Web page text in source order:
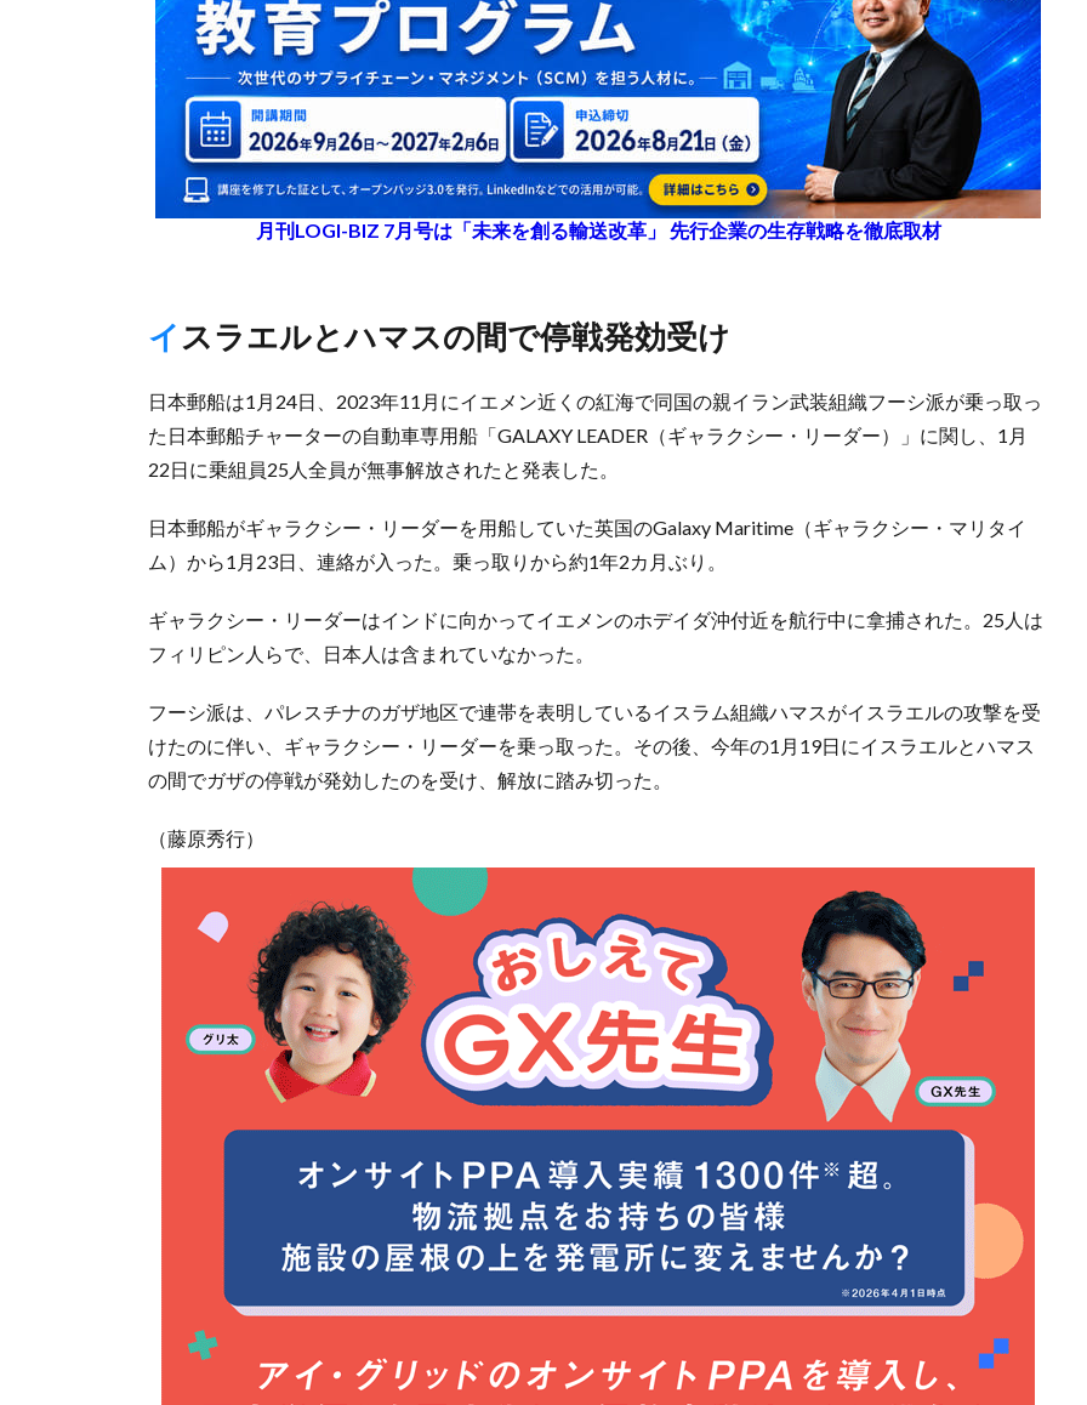
月刊LOGI-BIZ 7月号は「未来を創る輸送改革」 先行企業の生存戦略を徹底取材
イスラエルとハマスの間で停戦発効受け
日本郵船は1月24日、2023年11月にイエメン近くの紅海で同国の親イラン武装組織フーシ派が乗っ取っ
た日本郵船チャーターの自動車専用船「GALAXY LEADER（ギャラクシー・リーダー）」に関し、1月
22日に乗組員25人全員が無事解放されたと発表した。
日本郵船がギャラクシー・リーダーを用船していた英国のGalaxy Maritime（ギャラクシー・マリタイ
ム）から1月23日、連絡が入った。乗っ取りから約1年2カ月ぶり。
ギャラクシー・リーダーはインドに向かってイエメンのホデイダ沖付近を航行中に拿捕された。25人は
フィリピン人らで、日本人は含まれていなかった。
フーシ派は、パレスチナのガザ地区で連帯を表明しているイスラム組織ハマスがイスラエルの攻撃を受
けたのに伴い、ギャラクシー・リーダーを乗っ取った。その後、今年の1月19日にイスラエルとハマス
の間でガザの停戦が発効したのを受け、解放に踏み切った。
（藤原秀行）